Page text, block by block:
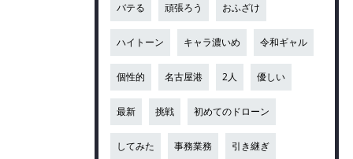
バテる 頑張ろう おふざけ
ハイトーン キャラ濃いめ 令和ギャル
個性的 名古屋港 2人 優しい
最新 挑戦 初めてのドローン
してみた 事務業務 引き継ぎ